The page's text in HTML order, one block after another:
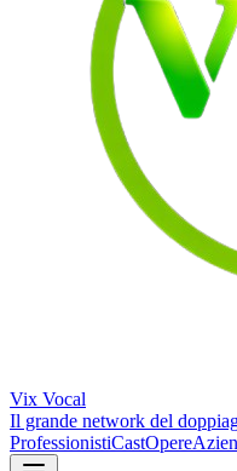
Vix Vocal
Il grande network del
ProfessionistiCastOpere